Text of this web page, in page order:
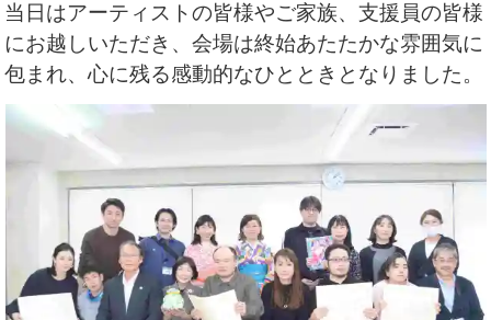
当日はアーティストの皆様やご家族、支援員の皆様
にお越しいただき、会場は終始あたたかな雰囲気に
包まれ、心に残る感動的なひとときとなりました。